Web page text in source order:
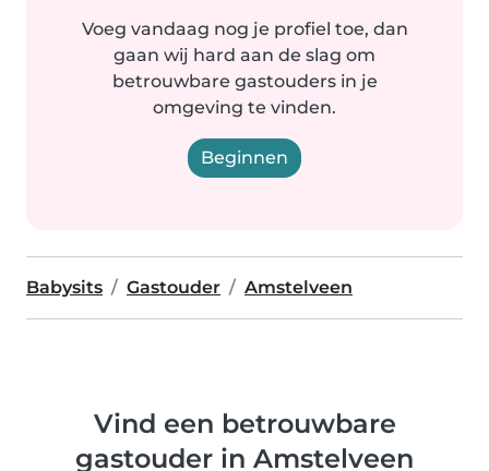
Voeg vandaag nog je profiel toe, dan
gaan wij hard aan de slag om
betrouwbare gastouders in je
omgeving te vinden.
Beginnen
Babysits Gastouder Amstelveen
Vind een betrouwbare
gastouder in Amstelveen